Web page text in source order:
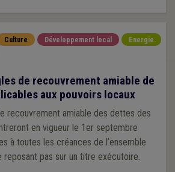
Culture Développement local
Energie
de recouvrement amiable de
aux pouvoirs locaux
recouvrement amiable des dettes des
en vigueur le 1er septembre
à toutes les créances de l’ensemble
reposant pas sur un titre exécutoire.